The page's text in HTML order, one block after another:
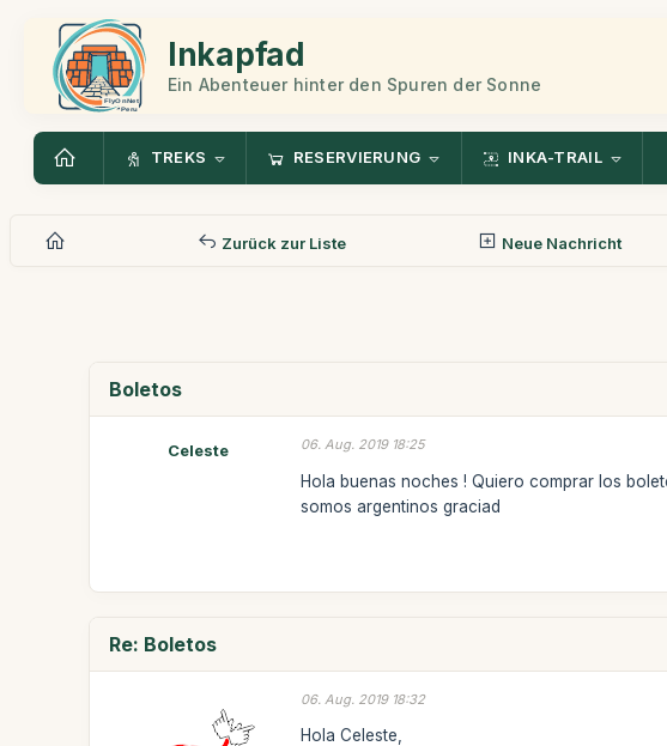
Inkapfad
Ein Abenteuer hinter den Spuren der Sonne
TREKS RESERVIERUNG INKA-TRAIL
Zurück zur Liste Neue Nachricht
Boletos
Celeste 06. Aug. 2019 18:25
Hola buenas noches ! Quiero comprar los
somos argentinos graciad
Re: Boletos
06. Aug. 2019 18:32
Hola Celeste,